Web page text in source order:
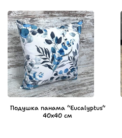
Подушка панама “Eucalyptus”
40х40 см